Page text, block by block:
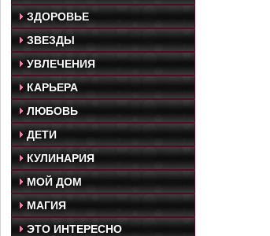
ЗДОРОВЬЕ
ЗВЕЗДЫ
УВЛЕЧЕНИЯ
КАРЬЕРА
ЛЮБОВЬ
ДЕТИ
КУЛИНАРИЯ
МОЙ ДОМ
МАГИЯ
ЭТО ИНТЕРЕСНО